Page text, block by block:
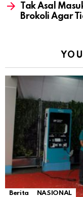
Tak Asal
Brokoli Agar
Berita NASIONAL